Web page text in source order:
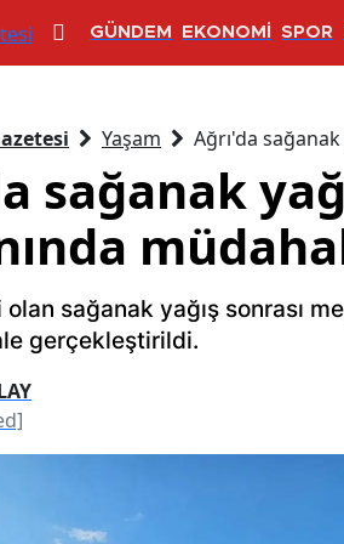
GÜNDEM EKONOMİ SPOR
Yaşam Ağrı'da
sağanak
sağanak yağış sonrası
gerçekleştirildi.